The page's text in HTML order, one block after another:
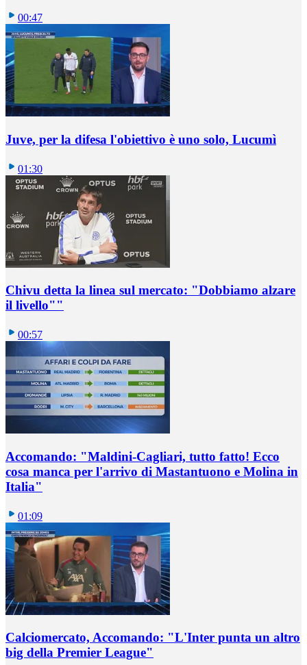
00:47
Juve, per la difesa l'obiettivo è uno solo, Lucumì
01:30
Chivu detta la linea sul mercato: "Dobbiamo alzare
il livello""
00:57
Accomando: "Maldini-Cagliari, tutto fatto! Ecco
cosa manca per l'arrivo di Mastantuono e Molina in
Italia"
01:09
Calciomercato, Accomando: "L'Inter punta un altro
big della Premier League"